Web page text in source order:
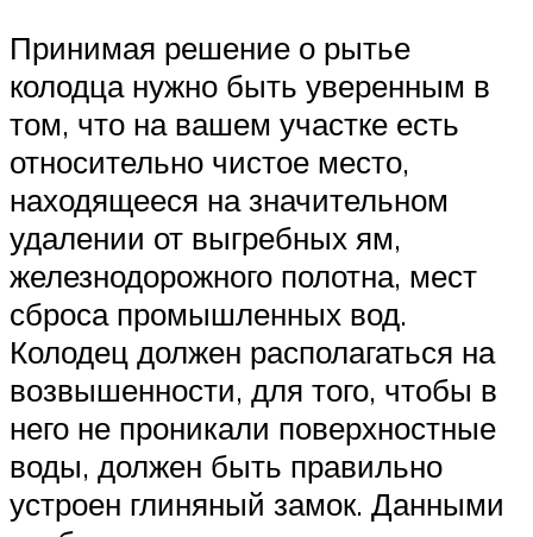
Принимая решение о рытье
колодца нужно быть уверенным в
том, что на вашем участке есть
относительно чистое место,
находящееся на значительном
удалении от выгребных ям,
железнодорожного полотна, мест
сброса промышленных вод.
Колодец должен располагаться на
возвышенности, для того, чтобы в
него не проникали поверхностные
воды, должен быть правильно
устроен глиняный замок. Данными